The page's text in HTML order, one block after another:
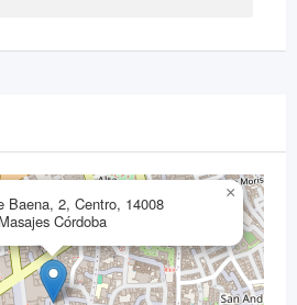
Baena, 2, Centro, 14008
Córdoba
×